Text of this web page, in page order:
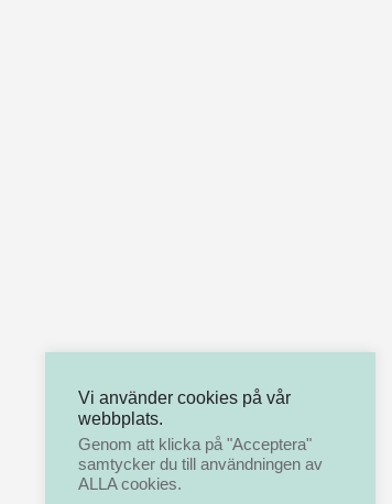
Vi använder cookies på vår
webbplats.
Genom att klicka på "Acceptera"
samtycker du till användningen av
ALLA cookies.